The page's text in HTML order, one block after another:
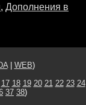
, Дополнения в
| WEB)
17 18 19 20 21 22 23 24
37 38)